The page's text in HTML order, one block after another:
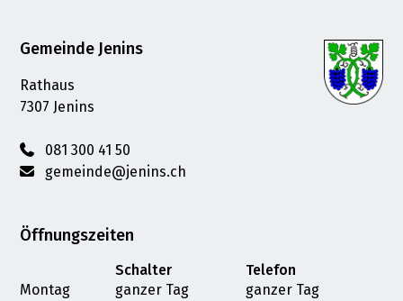
Footer
Gemeinde Jenins
Rathaus
7307 Jenins
081 300 41 50
gemeinde@jenins.ch
Öffnungszeiten
Schalter
Telefon
Montag
ganzer Tag
ganzer Tag